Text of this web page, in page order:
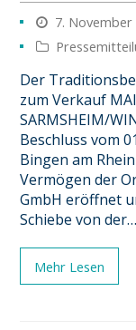
7. November
Der
zum Verkauf
SARMSHEIM/
Beschluss vom
Bingen am
Vermögen der
GmbH eröffnet
Schiebe von der…
Mehr Lesen